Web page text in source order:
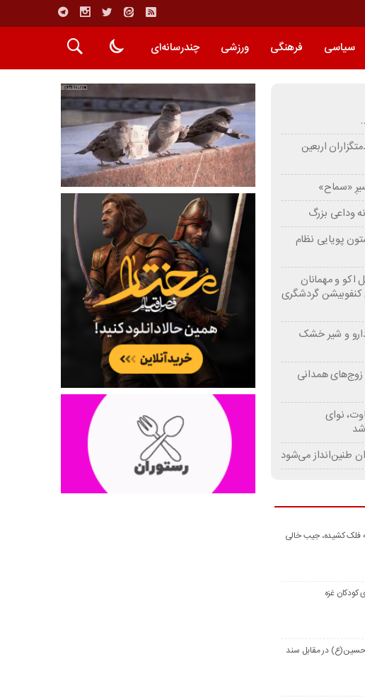
سیاسی فرهنگی ورزشی چندرسانه‌ای
اربعین
«سماح»
وداعی بزرگ
پویایی نظام
اکو و مهمانان
گردشگری
دارو و شیر خشک
زوج‌های همدانی
نوای
طنین‌انداز می‌شود
فلک کشیده، جیب خالی
کودکان غزه
حسین(ع) در مقابل سند